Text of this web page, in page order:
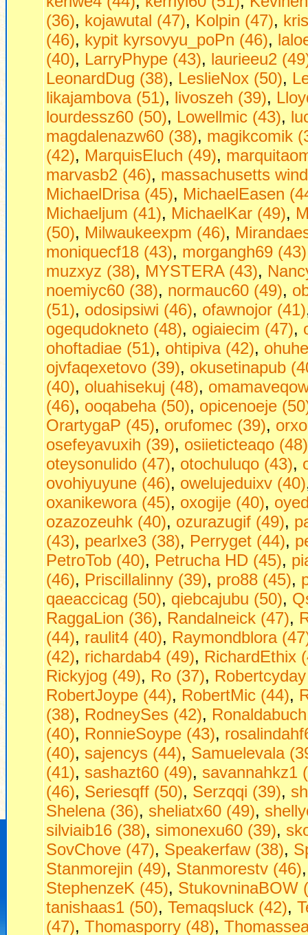
(36), kojawutal (47), Kolpin (47),
(46), kypit kyrsovyu_poPn (46),
(40), LarryPhype (43), laurieeu2
LeonardDug (38), LeslieNox (50),
likajambova (51), livoszeh (39),
lourdessz60 (50), Lowellmic (43),
magdalenazw60 (38), magikcomik
(42), MarquisEluch (49),
marvasb2 (46), massachusetts
MichaelDrisa (45), MichaelEasen
Michaeljum (41), MichaelKar (49),
(50), Milwaukeexpm (46),
moniquecf18 (43), morgangh69 (43)
muzxyz (38), MYSTERA (43),
noemiyc60 (38), normauc60 (49),
(51), odosipsiwi (46), ofawnojor (41)
ogequdokneto (48), ogiaiecim (47),
ohoftadiae (51), ohtipiva (42),
ojvfaqexetovo (39), okusetinapub
(40), oluahisekuj (48),
(46), ooqabeha (50), opicenoeje
OrartygaP (45), orufomec (39),
osefeyavuxih (39), osiieticteaqo (48)
oteysonulido (47), otochuluqo (43),
ovohiyuyune (46), owelujeduixv (40)
oxanikewora (45), oxogije (40),
ozazozeuhk (40), ozurazugif (49),
(43), pearlxe3 (38), Perryget (44),
PetroTob (40), Petrucha HD (45),
(46), Priscillalinny (39), pro88 (45),
qaeaccicag (50), qiebcajubu (50),
RaggaLion (36), Randalneick (47),
(44), raulit4 (40), Raymondblora
(42), richardab4 (49), RichardEthix
Rickyjog (49), Ro (37),
RobertJoype (44), RobertMic (44),
(38), RodneySes (42),
(40), RonnieSoype (43),
(40), sajencys (44), Samuelevala
(41), sashazt60 (49), savannahkz1
(46), Seriesqff (50), Serzqqi (39),
Shelena (36), sheliatx60 (49),
silviaib16 (38), simonexu60 (39),
SovChove (47), Speakerfaw (38),
Stanmorejin (49), Stanmorestv (46)
StephenzeK (45), StukovninaBOW
tanishaas1 (50), Temaqsluck (42),
(47), Thomasporry (48),